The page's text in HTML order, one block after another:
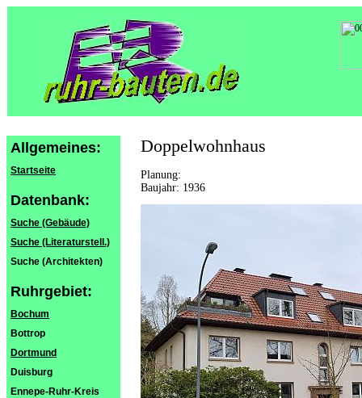
Allgemeines:
Startseite
Datenbank:
Suche (Gebäude)
Suche (Literaturstell.)
Suche (Architekten)
Ruhrgebiet:
Bochum
Bottrop
Dortmund
Duisburg
Ennepe-Ruhr-Kreis
Doppelwohnhaus
Planung:
Baujahr: 1936